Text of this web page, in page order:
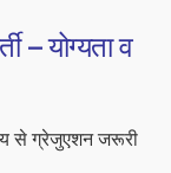
योग्यता व
से ग्रेजुएशन जरूरी